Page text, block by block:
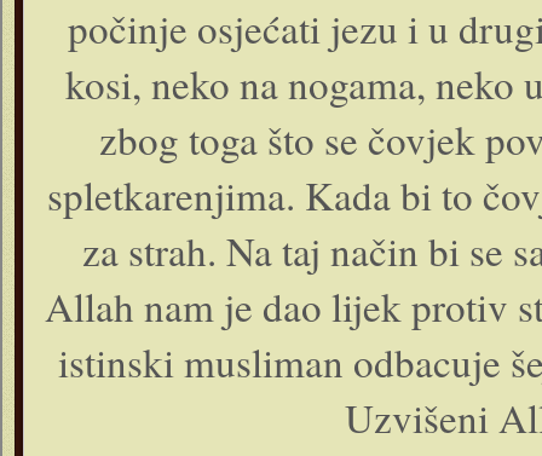
počinje osjećati jezu i u
kosi, neko na nogama, neko
zbog toga što se čovjek
spletkarenjima. Kada bi to
za strah. Na taj način bi se
Allah nam je dao lijek protiv
istinski musliman odbacuje
Uzvišeni